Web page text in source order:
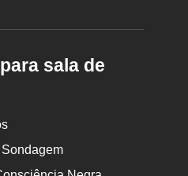
sala de